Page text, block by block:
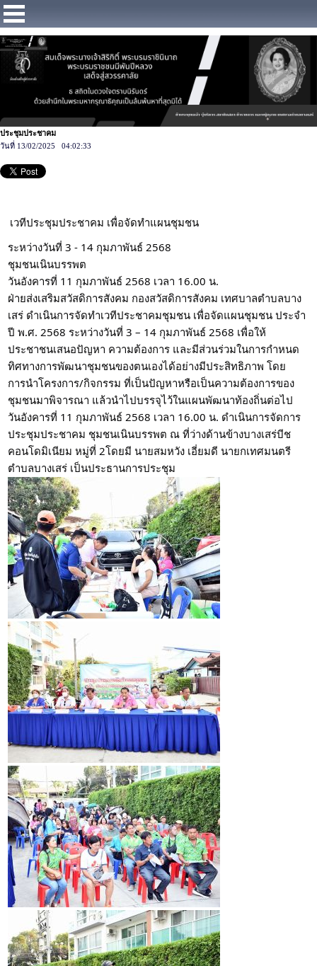
ประชุมประชาคม
วันที่ 13/02/2025 04:02:33
เวทีประชุมประชาคม เพื่อจัดทำแผนชุมชน
ระหว่างวันที่ 3 - 14 กุมภาพันธ์ 2568
ชุมชนเนินบรรพต
วันอังคารที่ 11 กุมภาพันธ์ 2568 เวลา 16.00 น.
ฝ่ายส่งเสริมสวัสดิการสังคม กองสวัสดิการสังคม เทศบาลตำบลบาง
เสร่ ดำเนินการจัดทำเวทีประชาคมชุมชน เพื่อจัดแผนชุมชน ประจำ
ปี พ.ศ. 2568 ระหว่างวันที่ 3 – 14 กุมภาพันธ์ 2568 เพื่อให้
ประชาชนเสนอปัญหา ความต้องการ และมีส่วนร่วมในการกำหนด
ทิศทางการพัฒนาชุมชนของตนเองได้อย่างมีประสิทธิภาพ โดย
การนำโครงการ/กิจกรรม ที่เป็นปัญหาหรือเป็นความต้องการของ
ชุมชนมาพิจารณา แล้วนำไปบรรจุไว้ในแผนพัฒนาท้องถิ่นต่อไป
วันอังคารที่ 11 กุมภาพันธ์ 2568 เวลา 16.00 น. ดำเนินการจัดการ
ประชุมประชาคม ชุมชนเนินบรรพต ณ ที่ว่างด้านข้างบางเสร่บีช
คอนโดมิเนียม หมู่ที่ 2โดยมี นายสมหวัง เอี่ยมดี นายกเทศมนตรี
ตำบลบางเสร่ เป็นประธานการประชุม